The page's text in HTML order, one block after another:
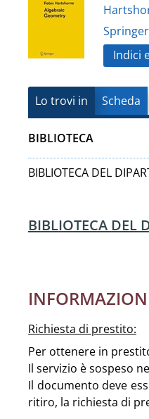
del
Indici
Lo trovi in Scheda
BIBLIOTECA
BIBLIOTECA DEL
BIBLIOTECA DEL
Richiesta di prestito:
Per ottenere in
Il servizio è sospeso
Il documento deve
ritiro, la richiesta di